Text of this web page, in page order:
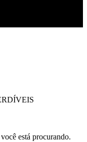
está procurando.